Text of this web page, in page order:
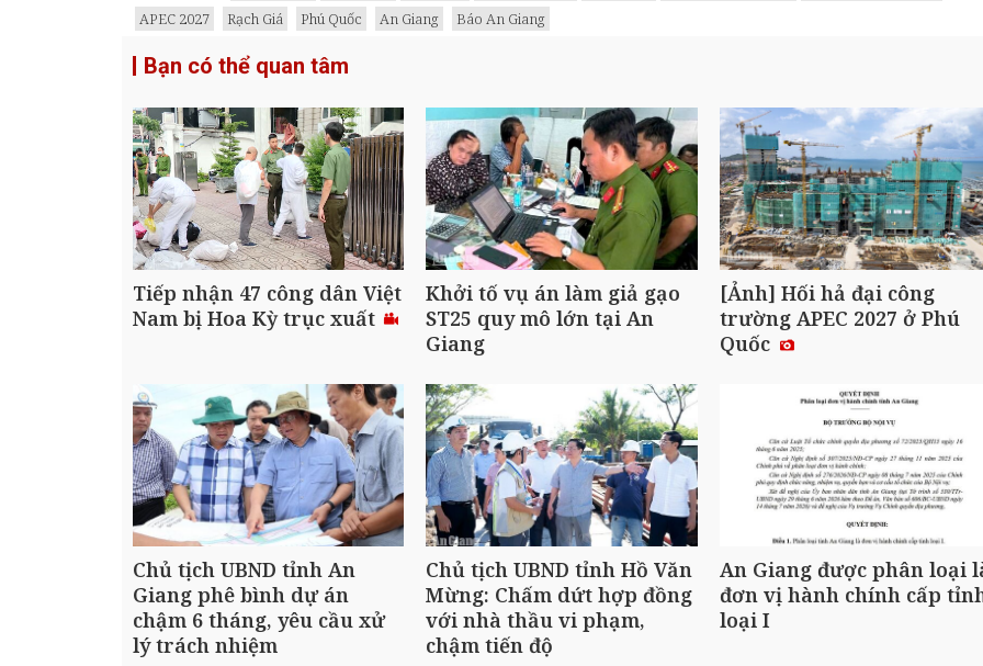
APEC 2027
Rạch Giá Phú Quốc An Giang Báo An Giang
Bạn có thể quan tâm
Tiếp nhận 47 công dân Việt
Nam bị Hoa Kỳ trục xuất
Khởi tố vụ án làm giả gạo
ST25 quy mô lớn tại An
Giang
[Ảnh] Hối hả đại công
trường APEC 2027 ở Phú
Quốc
Chủ tịch UBND tỉnh An
Giang phê bình dự án
chậm 6 tháng, yêu cầu xử
lý trách nhiệm
Chủ tịch UBND tỉnh Hồ Văn
Mừng: Chấm dứt hợp đồng
với nhà thầu vi phạm,
chậm tiến độ
An Giang được phân loại
đơn vị hành chính cấp
loại I